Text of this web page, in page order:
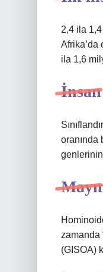
2,4 ila
Afrika’da
ila 1,6
İnsan
oranında
genlerinin
zamanda
(GISOA)